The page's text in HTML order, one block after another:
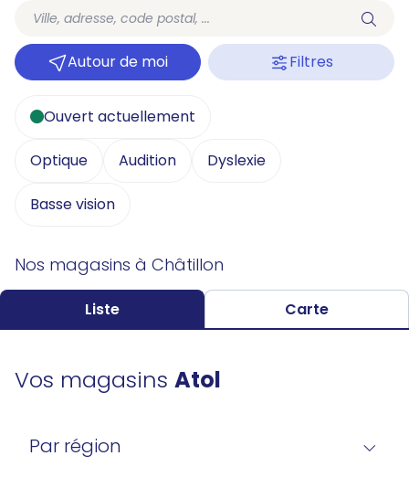
Autour de moi Filtres
Ouvert actuellement
Optique Audition Dyslexie
Basse vision
Nos magasins à Châtillon
Liste Carte
Vos magasins Atol
Par région